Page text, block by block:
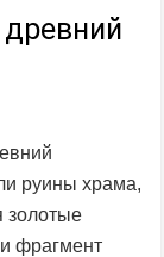
руины храма,
золотые
фрагмент